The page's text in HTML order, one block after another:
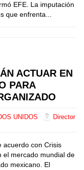
EFE. La imputación
que enfrenta...
ACTUAR EN
PARA
UNIDOS
Director
acuerdo con Crisis
el mercado mundial de
mexicano. El